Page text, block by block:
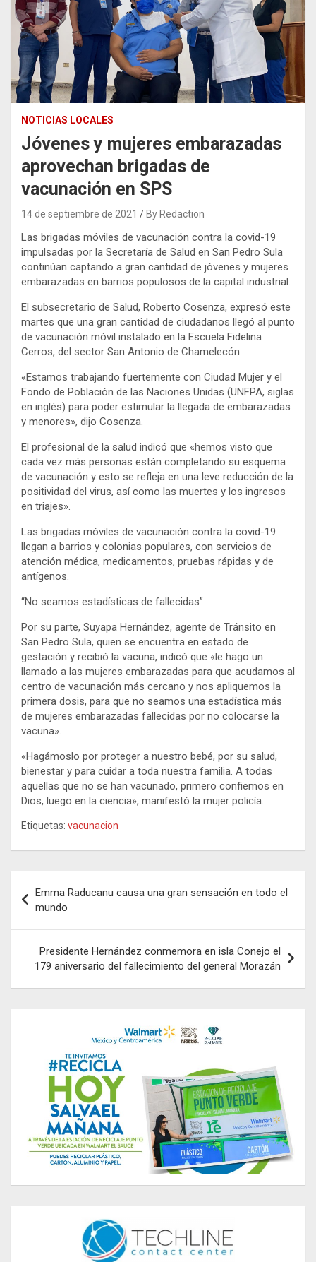
NOTICIAS LOCALES
Jóvenes y mujeres embarazadas
aprovechan brigadas de
vacunación en SPS
14 de septiembre de 2021 By Redaction
Las brigadas móviles de vacunación contra la covid-19
impulsadas por la Secretaría de Salud en San Pedro Sula
continúan captando a gran cantidad de jóvenes y mujeres
embarazadas en barrios populosos de la capital industrial.
El subsecretario de Salud, Roberto Cosenza, expresó este
martes que una gran cantidad de ciudadanos llegó al punto
de vacunación móvil instalado en la Escuela Fidelina
Cerros, del sector San Antonio de Chamelecón.
«Estamos trabajando fuertemente con Ciudad Mujer y el
Fondo de Población de las Naciones Unidas (UNFPA, siglas
en inglés) para poder estimular la llegada de embarazadas
y menores», dijo Cosenza.
El profesional de la salud indicó que «hemos visto que
cada vez más personas están completando su esquema
de vacunación y esto se refleja en una leve reducción de la
positividad del virus, así como las muertes y los ingresos
en triajes».
Las brigadas móviles de vacunación contra la covid-19
llegan a barrios y colonias populares, con servicios de
atención médica, medicamentos, pruebas rápidas y de
antígenos.
“No seamos estadísticas de fallecidas”
Por su parte, Suyapa Hernández, agente de Tránsito en
San Pedro Sula, quien se encuentra en estado de
gestación y recibió la vacuna, indicó que «le hago un
llamado a las mujeres embarazadas para que acudamos al
centro de vacunación más cercano y nos apliquemos la
primera dosis, para que no seamos una estadística más
de mujeres embarazadas fallecidas por no colocarse la
vacuna».
«Hagámoslo por proteger a nuestro bebé, por su salud,
bienestar y para cuidar a toda nuestra familia. A todas
aquellas que no se han vacunado, primero confiemos en
Dios, luego en la ciencia», manifestó la mujer policía.
Etiquetas: vacunacion
de
entradas
Emma Raducanu causa una gran sensación en todo el
mundo
Presidente Hernández conmemora en isla Conejo el
179 aniversario del fallecimiento del general Morazán